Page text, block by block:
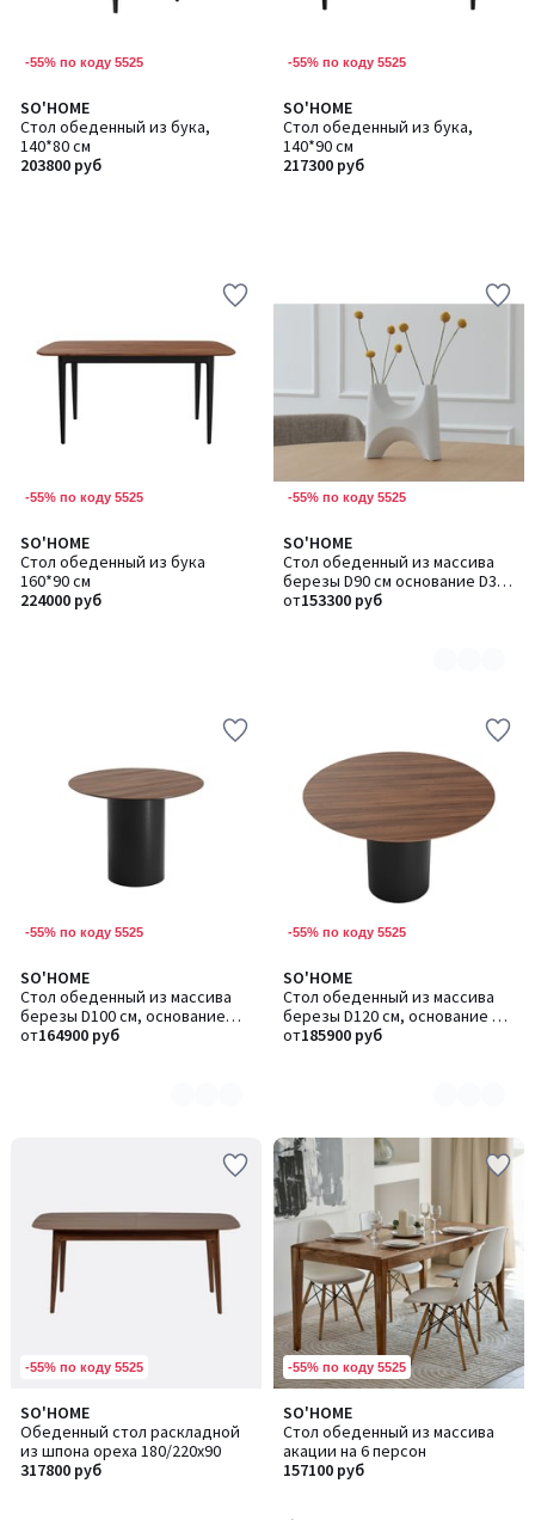
-55% по коду 5525
SO'HOME
Стол обеденный из бука,
140*80 см
203800 руб
-55% по коду 5525
SO'HOME
Стол обеденный из бука,
140*90 см
217300 руб
-55% по коду 5525
SO'HOME
Стол обеденный из бука
160*90 см
224000 руб
-55% по коду 5525
SO'HOME
Стол обеденный из массива
березы D90 см основание D39
см
от153300 руб
Количество
цветов:
2
-55% по коду 5525
SO'HOME
Стол обеденный из массива
березы D100 см, основание
D43
от164900 руб
Количество
цветов:
2
-55% по коду 5525
SO'HOME
Стол обеденный из массива
березы D120 см, основание D
43
от185900 руб
Количество
цветов:
2
-55% по коду 5525
SO'HOME
Обеденный стол раскладной
из шпона ореха 180/220х90
317800 руб
-55% по коду 5525
SO'HOME
Стол обеденный из массива
акации на 6 персон
157100 руб
3
/
5